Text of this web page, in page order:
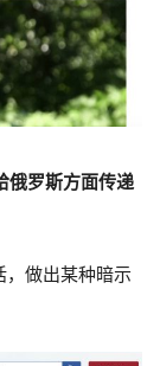
俄罗斯方面传递
，做出某种暗示